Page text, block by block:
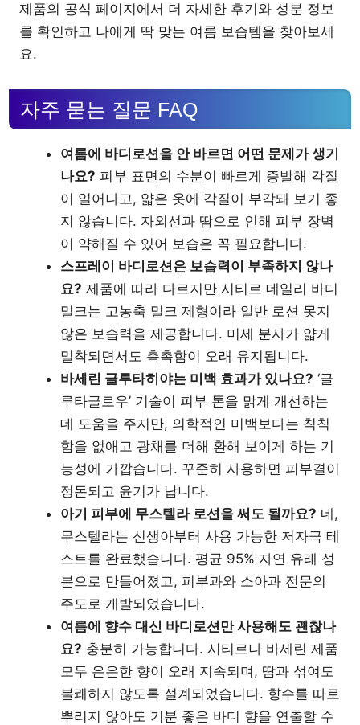
제품의 공식 페이지에서 더 자세한 후기와 성분 정보
를 확인하고 나에게 딱 맞는 여름 보습템을 찾아보세
요.
자주 묻는 질문 FAQ
여름에 바디로션을 안 바르면 어떤 문제가 생기
나요? 피부 표면의 수분이 빠르게 증발해 각질
이 일어나고, 얇은 옷에 각질이 부각돼 보기 좋
지 않습니다. 자외선과 땀으로 인해 피부 장벽
이 약해질 수 있어 보습은 꼭 필요합니다.
스프레이 바디로션은 보습력이 부족하지 않나
요? 제품에 따라 다르지만 시티르 데일리 바디
밀크는 고농축 밀크 제형이라 일반 로션 못지
않은 보습력을 제공합니다. 미세 분사가 얇게
밀착되면서도 촉촉함이 오래 유지됩니다.
바세린 글루타히야는 미백 효과가 있나요? ‘글
루타글로우’ 기술이 피부 톤을 맑게 개선하는
데 도움을 주지만, 의학적인 미백보다는 칙칙
함을 없애고 광채를 더해 환해 보이게 하는 기
능성에 가깝습니다. 꾸준히 사용하면 피부결이
정돈되고 윤기가 납니다.
아기 피부에 무스텔라 로션을 써도 될까요? 네,
무스텔라는 신생아부터 사용 가능한 저자극 테
스트를 완료했습니다. 평균 95% 자연 유래 성
분으로 만들어졌고, 피부과와 소아과 전문의
주도로 개발되었습니다.
여름에 향수 대신 바디로션만 사용해도 괜찮나
요? 충분히 가능합니다. 시티르나 바세린 제품
모두 은은한 향이 오래 지속되며, 땀과 섞여도
불쾌하지 않도록 설계되었습니다. 향수를 따로
뿌리지 않아도 기분 좋은 바디 향을 연출할 수